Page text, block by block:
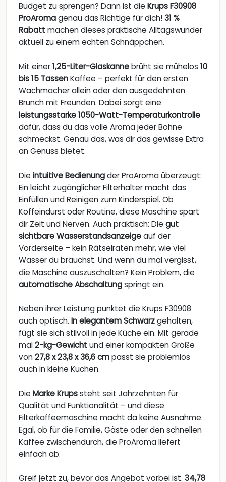
Budget zu sprengen? Dann ist die Krups F30908
ProAromagenau das Richtige für dich!31 %
Rabattmachen dieses praktische Alltagswunder
aktuell zu einem echten Schnäppchen.
Mit einer1,25-Liter-Glaskannebrüht sie mühelos 10
bis 15 TassenKaffee – perfekt für den ersten
Wachmacher allein oder den ausgedehnten
Brunch mit Freunden. Dabei sorgt eine
leistungsstarke 1050-Watt-Temperaturkontrolle
dafür, dass du das volle Aroma jeder Bohne
schmeckst. Genau das, was dir das gewisse Extra
an Genuss bietet.
Die intuitive Bedienungder ProAroma überzeugt:
Ein leicht zugänglicher Filterhalter macht das
Einfüllen und Reinigen zum Kinderspiel. Ob
Koffeindurst oder Routine, diese Maschine spart
dir Zeit und Nerven. Auch praktisch: Die gut
sichtbare Wasserstandsanzeigeauf der
Vorderseite – kein Rätselraten mehr, wie viel
Wasser du brauchst. Und wenn du mal vergisst,
die Maschine auszuschalten? Kein Problem, die
automatische Abschaltungspringt ein.
Neben ihrer Leistung punktet die Krups F30908
auch optisch. In elegantem Schwarzgehalten,
fügt sie sich stilvoll in jede Küche ein. Mit gerade
mal2-kg-Gewichtund einer kompakten Größe
von27,8 x 23,8 x 36,6 cmpasst sie problemlos
auch in kleine Küchen.
Die Marke Krupssteht seit Jahrzehnten für
Qualität und Funktionalität – und diese
Filterkaffeemaschine macht da keine Ausnahme.
Egal, ob für die Familie, Gäste oder den schnellen
Kaffee zwischendurch, die ProAroma liefert
einfach ab.
Greif jetzt zu, bevor das Angebot vorbei ist. 34,78